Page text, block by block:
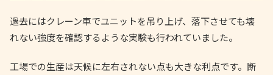
過去にはクレーン車でユニットを吊り上げ、落下させても壊
れない強度を確認するような実験も行われていました。
工場での生産は天候に左右されない点も大きな利点です。断